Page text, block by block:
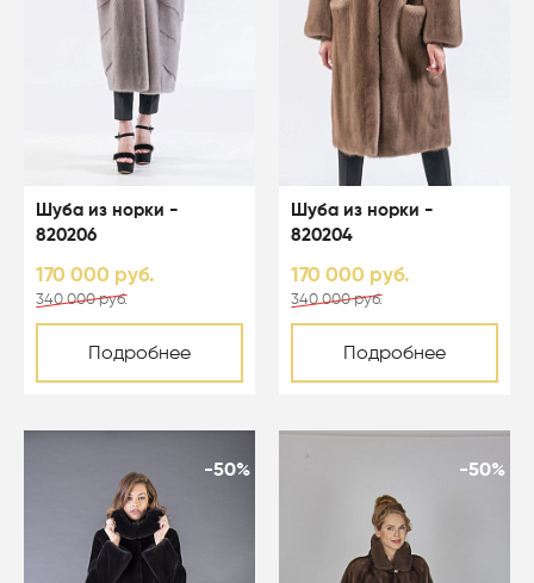
Шуба из норки -
820206
170 000 руб.
340 000 руб.
Подробнее
Шуба из норки -
820204
170 000 руб.
340 000 руб.
Подробнее
-50% -50%